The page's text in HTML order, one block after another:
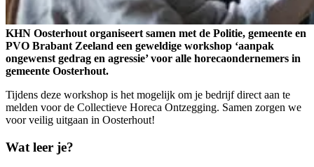
KHN Oosterhout organiseert samen met de Politie, gemeente en
PVO Brabant Zeeland een geweldige workshop ‘aanpak
ongewenst gedrag en agressie’ voor alle horecaondernemers in
gemeente Oosterhout.
Tijdens deze workshop is het mogelijk om je bedrijf direct aan te
melden voor de Collectieve Horeca Ontzegging. Samen zorgen we
voor veilig uitgaan in Oosterhout!
Wat leer je?